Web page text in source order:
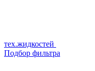
тех.жидкостей
Подбор фильтра